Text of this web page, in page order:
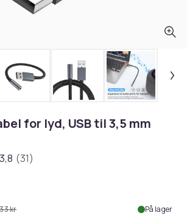
for lyd, USB til 3,5 mm
3,8 (31)
kr På lager